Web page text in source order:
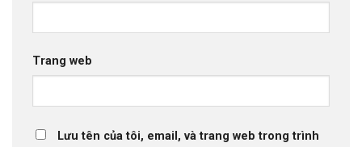
Trang web
Lưu tên của tôi, email, và trang web trong trình